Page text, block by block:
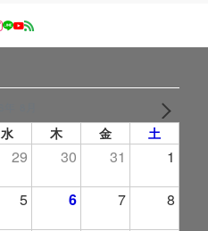
水 木 金 土
29 30 31 1
5 6 7 8